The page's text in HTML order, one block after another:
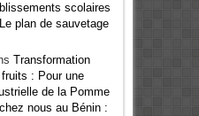
scolaires
plan de sauvetage
Transformation
: Pour une
de la Pomme
nous au Bénin :